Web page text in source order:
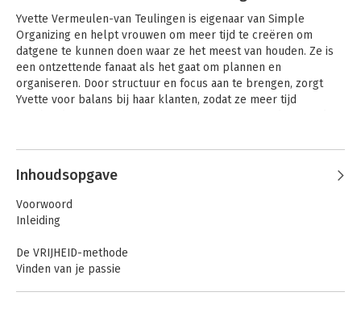
Yvette Vermeulen-van Teulingen is eigenaar van Simple
Organizing en helpt vrouwen om meer tijd te creëren om
datgene te kunnen doen waar ze het meest van houden. Ze is
een ontzettende fanaat als het gaat om plannen en
organiseren. Door structuur en focus aan te brengen, zorgt
Yvette voor balans bij haar klanten, zodat ze meer tijd
Andere boeken door Yvette
Vermeulen-van Teulingen
Inhoudsopgave
Voorwoord
Inleiding
De VRIJHEID-methode
Vinden van je passie